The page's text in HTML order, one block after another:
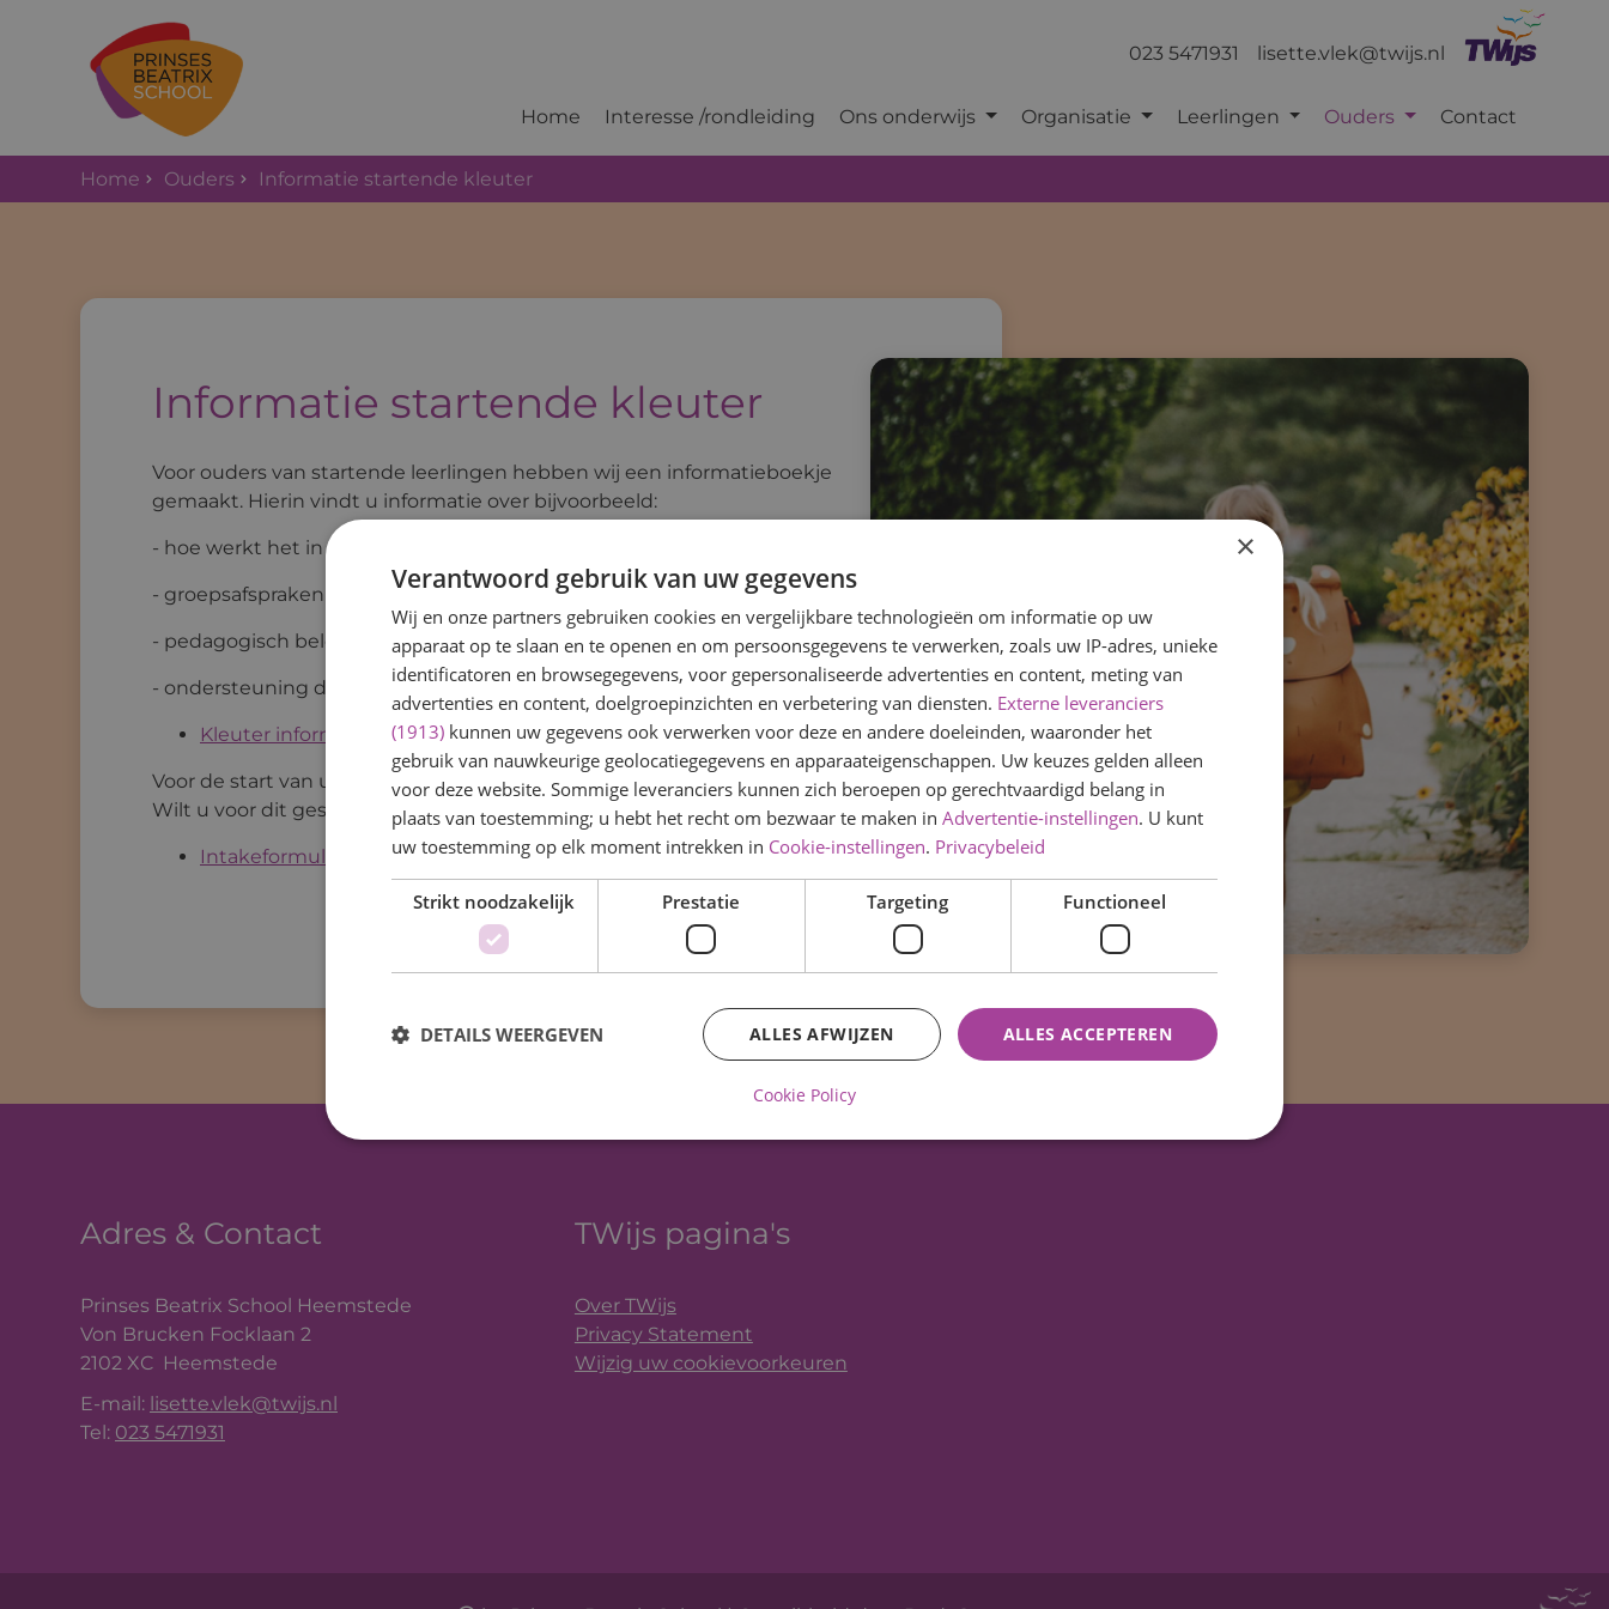
023 5471931 lisette.vlek@twijs.nl
Home Interesse /rondleiding Ons onderwijs Organisatie Leerlingen Ouders Contact
Home Ouders Informatie startende kleuter
Informatie startende kleuter
Voor ouders van startende leerlingen hebben wij een informatieboekje
gemaakt. Hierin vindt u informatie over bijvoorbeeld:
- hoe werkt het in groep 1-2
- groepsafspraken
- pedagogisch beleid
- ondersteuning door ouders
Kleuter informatieboekje
Voor de start van uw zoon of dochter houden wij een intakegesprek.
Wilt u voor dit gesprek onderstaand formulier invullen en meenemen.
Intakeformulier voor nieuwe kinderen
Adres & Contact
Prinses Beatrix School Heemstede
Von Brucken Focklaan 2
2102 XC Heemstede
E-mail: lisette.vlek@twijs.nl
Tel: 023 5471931
TWijs pagina's
Over TWijs
Privacy Statement
Wijzig uw cookievoorkeuren
×
Verantwoord gebruik van uw gegevens
Wij en onze partners gebruiken cookies en vergelijkbare technologieën om informatie op uw
apparaat op te slaan en te openen en om persoonsgegevens te verwerken, zoals uw IP-adres, unieke
identificatoren en browsegegevens, voor gepersonaliseerde advertenties en content, meting van
advertenties en content, doelgroepinzichten en verbetering van diensten. Externe leveranciers
(1913) kunnen uw gegevens ook verwerken voor deze en andere doeleinden, waaronder het
gebruik van nauwkeurige geolocatiegegevens en apparaateigenschappen. Uw keuzes gelden alleen
voor deze website. Sommige leveranciers kunnen zich beroepen op gerechtvaardigd belang in
plaats van toestemming; u hebt het recht om bezwaar te maken in Advertentie-instellingen. U kunt
uw toestemming op elk moment intrekken in Cookie-instellingen. Privacybeleid
Strikt noodzakelijk Prestatie Targeting Functioneel
ALLES ACCEPTEREN
ALLES AFWIJZEN
DETAILS WEERGEVEN
Cookie Policy